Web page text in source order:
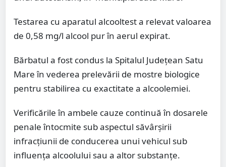
Testarea cu aparatul alcooltest a relevat valoarea
de 0,58 mg/l alcool pur în aerul expirat.
Bărbatul a fost condus la Spitalul Județean Satu
Mare în vederea prelevării de mostre biologice
pentru stabilirea cu exactitate a alcoolemiei.
Verificările în ambele cauze continuă în dosarele
penale întocmite sub aspectul săvârșirii
infracțiunii de conducerea unui vehicul sub
influența alcoolului sau a altor substanțe.